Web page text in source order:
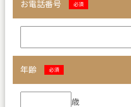
お電話番号 必須
年齢 必須
歳